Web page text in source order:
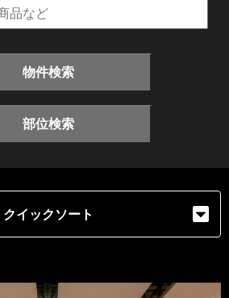
物件検索
部位検索
クイックソート